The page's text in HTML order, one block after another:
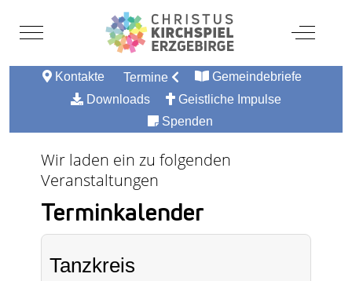
Mobile Menu Toggle Off-
Kontakte Termine
Gemeindebriefe
Downloads
Geistliche Impulse
Spenden
Wir laden ein zu folgenden
Veranstaltungen
Terminkalender
Tanzkreis